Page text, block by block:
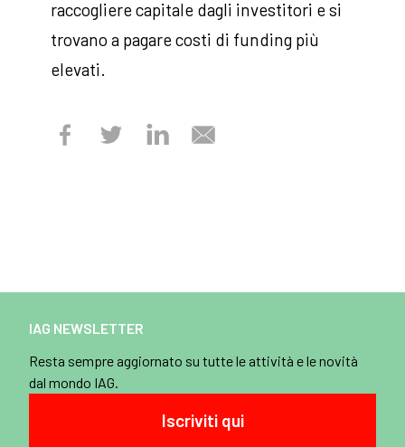
raccogliere capitale dagli investitori e si
trovano a pagare costi di funding più
elevati.
IAG NEWSLETTER
Resta sempre aggiornato su tutte le attività e le novità
dal mondo IAG.
Iscriviti qui